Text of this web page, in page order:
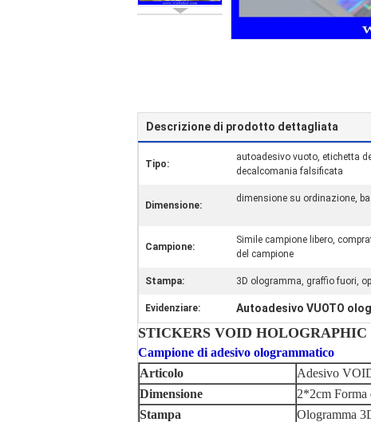
Descrizione di prodotto dettagliata
Tipo:
autoadesivo vuoto, etichetta
decalcomania falsificata
Dimensione:
dimensione su ordinazione,
Campione:
Simile campione libero,
del campione
Stampa: 3D ologramma, graffio fuori,
Evidenziare: Autoadesivo VUOTO
STICKERS VOID HOLOGRAPHIC
Campione di adesivo ologrammatico
Articolo
Adesivo
Dimensione
2*2cm Forma
Stampa
Ologramma